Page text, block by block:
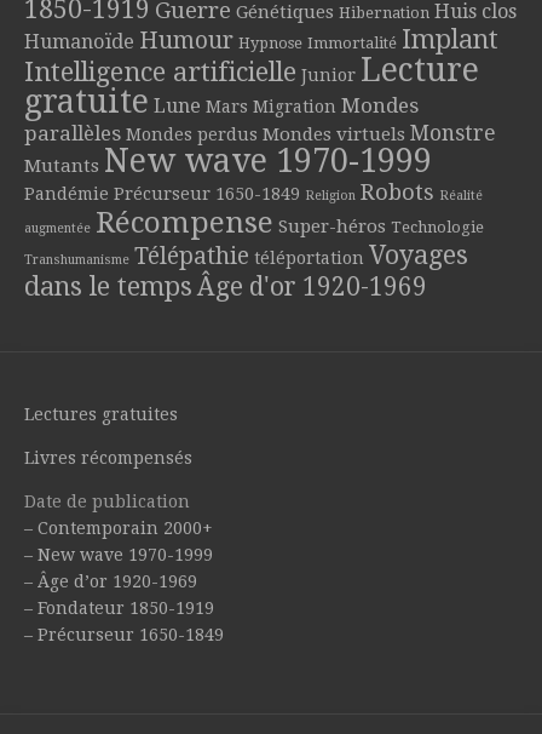
1850-1919 Guerre Génétiques Hibernation Huis clos
Humanoïde Humour Hypnose Immortalité Implant
Intelligence artificielle Junior Lecture
gratuite Lune Mars Migration Mondes
parallèles Mondes perdus Mondes virtuels Monstre
Mutants New wave 1970-1999
Pandémie Précurseur 1650-1849 Religion Robots Réalité
augmentée Récompense Super-héros Technologie
Transhumanisme Télépathie téléportation Voyages
dans le temps Âge d'or 1920-1969
Lectures gratuites
Livres récompensés
Date de publication
– Contemporain 2000+
– New wave 1970-1999
– Âge d’or 1920-1969
– Fondateur 1850-1919
– Précurseur 1650-1849